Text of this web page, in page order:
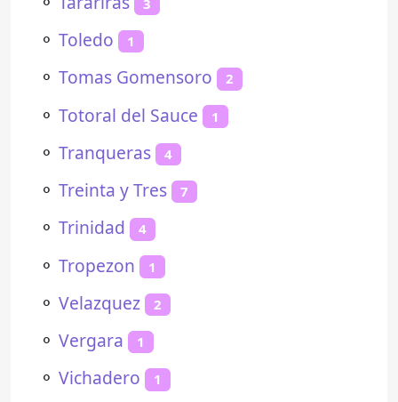
⚬ Toledo 1
⚬ Tomas Gomensoro 2
⚬ Totoral del Sauce 1
⚬ Tranqueras 4
⚬ Treinta y Tres 7
⚬ Trinidad 4
⚬ Tropezon 1
⚬ Velazquez 2
⚬ Vergara 1
⚬ Vichadero 1